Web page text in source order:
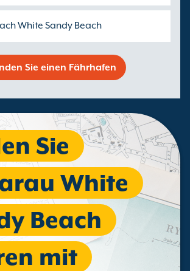
White Sandy Beach
Sie einen Fährhafen
Sie
White
Beach
mit